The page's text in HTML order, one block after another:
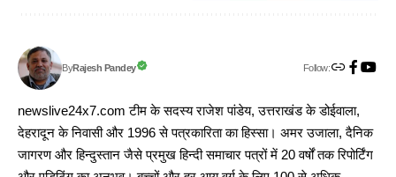
ByRajesh Pandey Follow:
newslive24x7.com टीम के सदस्य राजेश पांडेय, उत्तराखंड के डोईवाला,
देहरादून के निवासी और 1996 से पत्रकारिता का हिस्सा। अमर उजाला, दैनिक
जागरण और हिन्दुस्तान जैसे प्रमुख हिन्दी समाचार पत्रों में 20 वर्षों तक रिपोर्टिंग